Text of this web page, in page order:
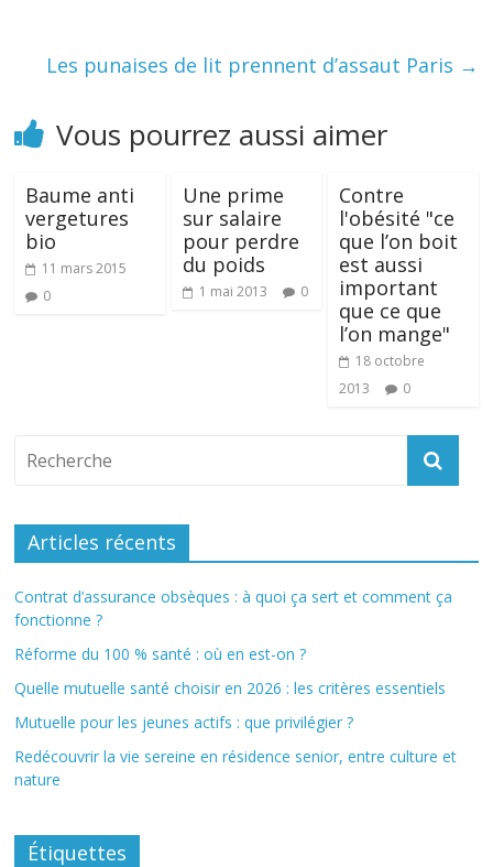
Les punaises de lit prennent d’assaut Paris →
Vous pourrez aussi aimer
Baume anti
vergetures
bio
11 mars 2015
0
Une prime
sur salaire
pour perdre
du poids
1 mai 2013 0
Contre
l'obésité "ce
que l’on boit
est aussi
important
que ce que
l’on mange"
18 octobre
2013
0
Articles récents
Contrat d’assurance obsèques : à quoi ça sert et comment ça
fonctionne ?
Réforme du 100 % santé : où en est-on ?
Quelle mutuelle santé choisir en 2026 : les critères essentiels
Mutuelle pour les jeunes actifs : que privilégier ?
Redécouvrir la vie sereine en résidence senior, entre culture et
nature
Étiquettes